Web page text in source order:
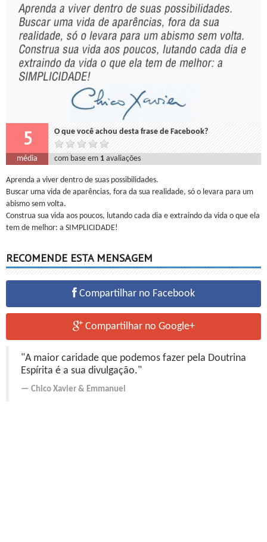
5 O que você achou desta frase de Facebook?
média com base em 1 avaliações
Aprenda a viver dentro de suas possibilidades.
Buscar uma vida de aparências, fora da sua realidade, só o levara para um
abismo sem volta.
Construa sua vida aos poucos, lutando cada dia e extraindo da vida o que ela
tem de melhor: a SIMPLICIDADE!
RECOMENDE ESTA MENSAGEM
Compartilhar no Facebook
Compartilhar no Google+
"A maior caridade que podemos fazer pela Doutrina
Espírita é a sua divulgação."
Chico Xavier & Emmanuel